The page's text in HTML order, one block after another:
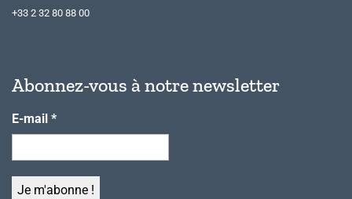
+33 2 32 80 88 00
Abonnez-vous à notre newsletter
E-mail *